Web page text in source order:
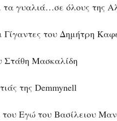
τα γυαλιά…σε όλους της
Γίγαντες του Δημήτρη
Στάθη Μασκαλίδη
της Demmynell
του Εγώ του Βασίλειου